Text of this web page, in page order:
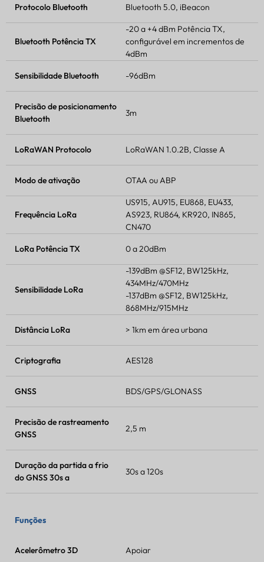
Protocolo Bluetooth Bluetooth 5.0, iBeacon
Bluetooth Potência TX
-20 a +4 dBm Potência TX,
configurável em incrementos de
4dBm
Sensibilidade Bluetooth -96dBm
Precisão de posicionamento
Bluetooth
3m
LoRaWAN Protocolo LoRaWAN 1.0.2B, Classe A
Modo de ativação OTAA ou ABP
Frequência LoRa
US915, AU915, EU868, EU433,
AS923, RU864, KR920, IN865,
CN470
LoRa Potência TX 0 a 20dBm
Sensibilidade LoRa
-139dBm @SF12, BW125kHz,
434MHz/470MHz
-137dBm @SF12, BW125kHz,
868MHz/915MHz
Distância LoRa > 1km em área urbana
Criptografia AES128
GNSS BDS/GPS/GLONASS
Precisão de rastreamento
GNSS
2,5 m
Duração da partida a frio
do GNSS 30s a
30s a 120s
Funções
Acelerômetro 3D Apoiar